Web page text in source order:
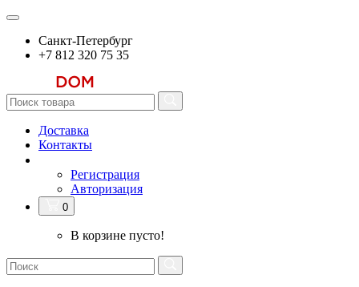
Санкт-Петербург
+7 812 320 75 35
Доставка
Контакты
Регистрация
Авторизация
0
В корзине пусто!